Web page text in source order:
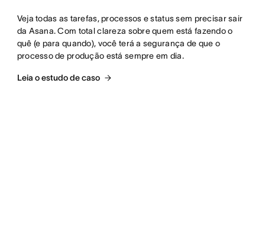
Veja todas as tarefas, processos e status sem precisar sair
da Asana. Com total clareza sobre quem está fazendo o
quê (e para quando), você terá a segurança de que o
processo de produção está sempre em dia.
Leia o estudo de caso